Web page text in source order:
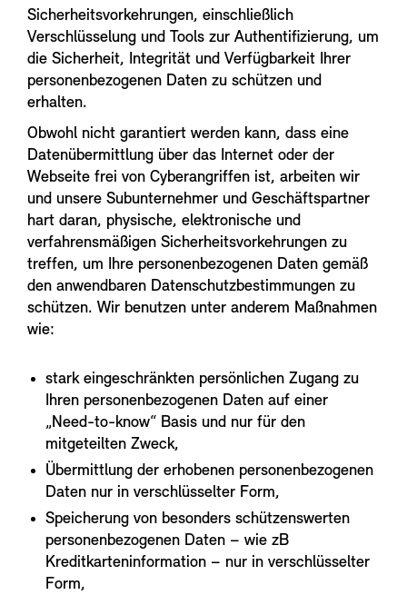
Sicherheitsvorkehrungen, einschließlich
Verschlüsselung und Tools zur Authentifizierung, um
die Sicherheit, Integrität und Verfügbarkeit Ihrer
personenbezogenen Daten zu schützen und
erhalten.
Obwohl nicht garantiert werden kann, dass eine
Datenübermittlung über das Internet oder der
Webseite frei von Cyberangriffen ist, arbeiten wir
und unsere Subunternehmer und Geschäftspartner
hart daran, physische, elektronische und
verfahrensmäßigen Sicherheitsvorkehrungen zu
treffen, um Ihre personenbezogenen Daten gemäß
den anwendbaren Datenschutzbestimmungen zu
schützen. Wir benutzen unter anderem Maßnahmen
wie:
stark eingeschränkten persönlichen Zugang zu
Ihren personenbezogenen Daten auf einer
„Need-to-know“ Basis und nur für den
mitgeteilten Zweck,
Übermittlung der erhobenen personenbezogenen
Daten nur in verschlüsselter Form,
Speicherung von besonders schützenswerten
personenbezogenen Daten – wie zB
Kreditkarteninformation – nur in verschlüsselter
Form,